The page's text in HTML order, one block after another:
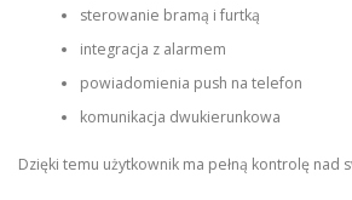
sterowanie bramą i furtką
integracja z alarmem
powiadomienia push na telefon
komunikacja dwukierunkowa
Dzięki temu użytkownik ma pełną kontrolę nad